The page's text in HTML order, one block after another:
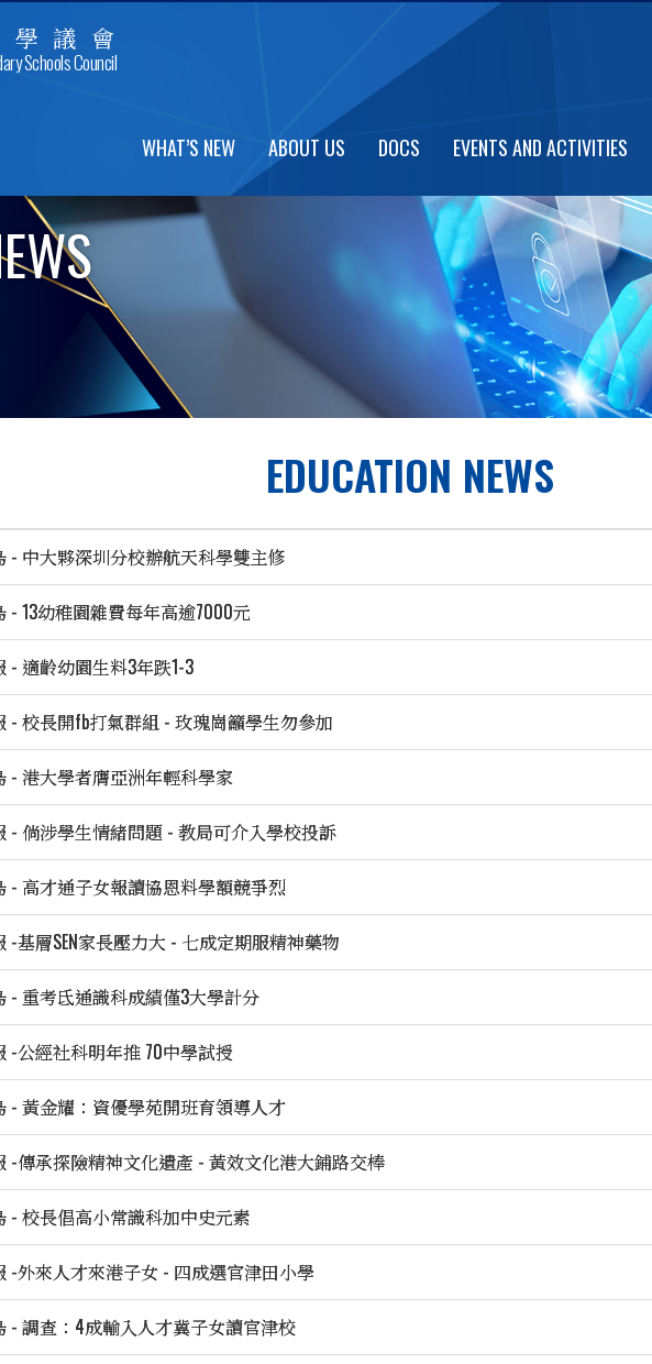
議會
Schools Council
WHAT’S NEW ABOUT US DOCS EVENTS AND ACTIVITIES
EDUCATION NEWS
- 中大夥深圳分校辦航天科學雙主修
- 13幼稚園雜費每年高逾7000元
- 適齡幼園生料3年跌1-3
- 校長開fb打氣群組 - 玫瑰崗籲學生勿參加
- 港大學者膺亞洲年輕科學家
- 倘涉學生情緒問題 - 教局可介入學校投訴
- 高才通子女報讀協恩料學額競爭烈
-基層SEN家長壓力大 - 七成定期服精神藥物
- 重考氐通識科成績僅3大學計分
-公經社科明年推 70中學試授
- 黃金耀：資優學苑開班育領導人才
-傳承探險精神文化遺產 - 黃效文化港大鋪路交棒
- 校長倡高小常識科加中史元素
-外來人才來港子女 - 四成選官津田小學
- 調查：4成輸入人才冀子女讀官津校